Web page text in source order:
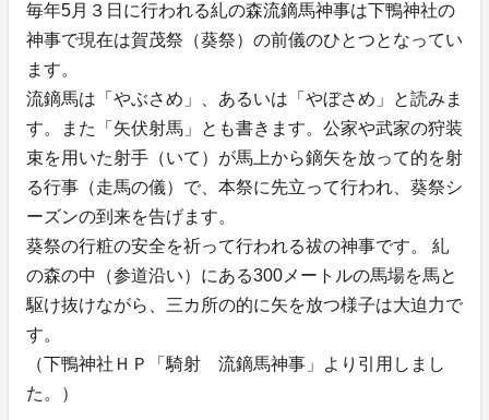
毎年5月３日に行われる糺の森流鏑馬神事は下鴨神社の
神事で現在は賀茂祭（葵祭）の前儀のひとつとなってい
ます。
流鏑馬は「やぶさめ」、あるいは「やぼさめ」と読みま
す。また「矢伏射馬」とも書きます。公家や武家の狩装
束を用いた射手（いて）が馬上から鏑矢を放って的を射
る行事（走馬の儀）で、本祭に先立って行われ、葵祭シ
ーズンの到来を告げます。
葵祭の行粧の安全を祈って行われる祓の神事です。 糺
の森の中（参道沿い）にある300メートルの馬場を馬と
駆け抜けながら、三カ所の的に矢を放つ様子は大迫力で
す。
（下鴨神社ＨＰ「騎射 流鏑馬神事」より引用しまし
た。）